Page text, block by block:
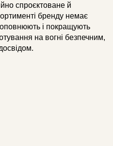
спроєктоване й
бренду немає
і покращують
на вогні безпечним,